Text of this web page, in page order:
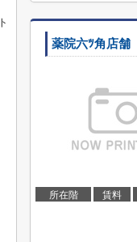
薬院六ﾂ角店舗
所在階 賃料